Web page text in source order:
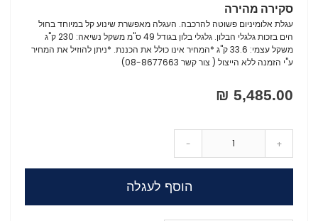
סקירה מהירה
עגלת אלומיניום פשוטה להרכבה. העגלה מאפשרת שינוע קל במיוחד בחול
הים בזכות גלגלי הבלון. גלגלי בלון בגודל 49 ס"מ משקל נשיאה: 230 ק"ג
משקל עצמי: 33.6 ק"ג *המחיר אינו כולל את הכננת. *ניתן להוזיל את המחיר
ע"י הזמנה ללא הייצול ( צור קשר 08-8677663)
5,485.00 ₪
- +
הוסף לעגלה